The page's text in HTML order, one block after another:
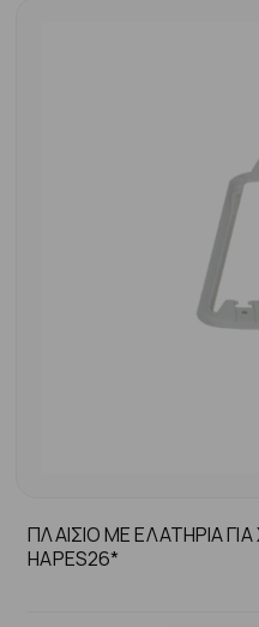
ΠΛΑΙΣΙΟ ΜΕ ΕΛΑΤΗΡΙΑ
HAPES26*